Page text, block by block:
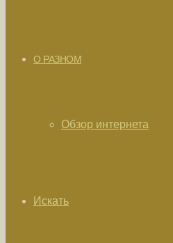
О РАЗНОМ
Обзор интернета
Искать